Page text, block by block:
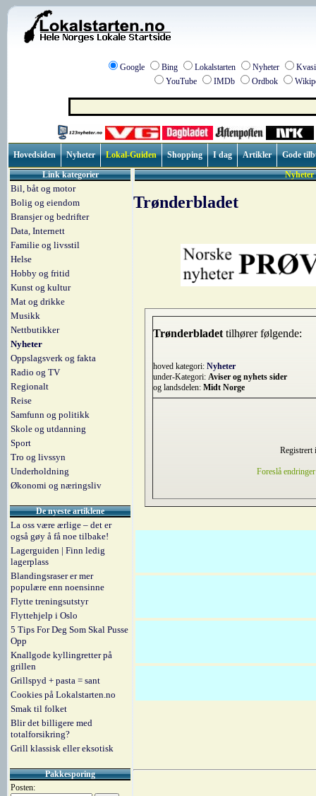
Google Bing Lokalstarten Nyheter
YouTube
IMDb Ordbok
Hovedsiden Nyheter Lokal-Guiden Shopping I dag Artikler
Gode
Link kategorier
Bil, båt og motor
Bolig og eiendom
Bransjer og bedrifter
Data, Internett
Familie og livsstil
Helse
Hobby og fritid
Kunst og kultur
Mat og drikke
Musikk
Nettbutikker
Nyheter
Oppslagsverk og fakta
Radio og TV
Regionalt
Reise
Samfunn og politikk
Skole og utdanning
Sport
Tro og livssyn
Underholdning
Økonomi og næringsliv
De nyeste artiklene
La oss være ærlige – det er
også gøy å få noe tilbake!
Lagerguiden | Finn ledig
lagerplass
Blandingsraser er mer
populære enn noensinne
Flytte treningsutstyr
Flyttehjelp i Oslo
5 Tips For Deg Som Skal Pusse
Opp
Knallgode kyllingretter på
grillen
Grillspyd + pasta = sant
Cookies på Lokalstarten.no
Smak til folket
Blir det billigere med
totalforsikring?
Grill klassisk eller eksotisk
Pakkesporing
Posten:
Nyheter
Trønderbladet
Trønderbladettilhører følgende:
hoved kategori: Nyheter
under-Kategori: Aviser og nyhets sider
og landsdelen: Midt Norge
Registrert
Foreslå